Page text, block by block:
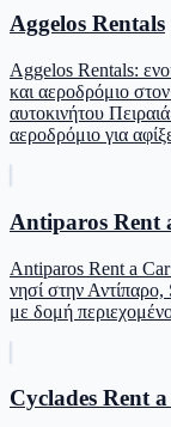
Aggelos Rentals
Aggelos Rentals:
και αεροδρόμιο
αυτοκινήτου
αεροδρόμιο για
Antiparos Rent
Antiparos Rent a
νησί στην Αντίπαρο,
με δομή
Cyclades Rent